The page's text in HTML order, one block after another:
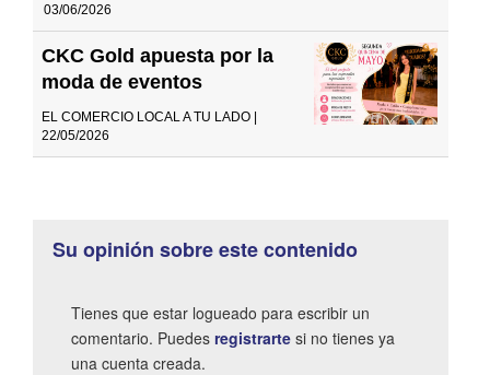
03/06/2026
CKC Gold apuesta por la
moda de eventos
EL COMERCIO LOCAL A TU LADO |
22/05/2026
Su opinión sobre este contenido
Tienes que estar logueado para escribir un
comentario. Puedes registrarte si no tienes ya
una cuenta creada.